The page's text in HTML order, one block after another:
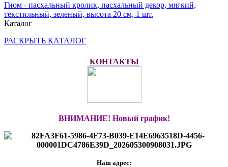
Гном - пасхальный кролик, пасхальный декор, мягкий,
текстильный, зеленый, высота 20 см, 1 шт.
Каталог
РАСКРЫТЬ КАТАЛОГ
КОНТАКТЫ
ВНИМАНИЕ! Новый график!
Наш адрес: